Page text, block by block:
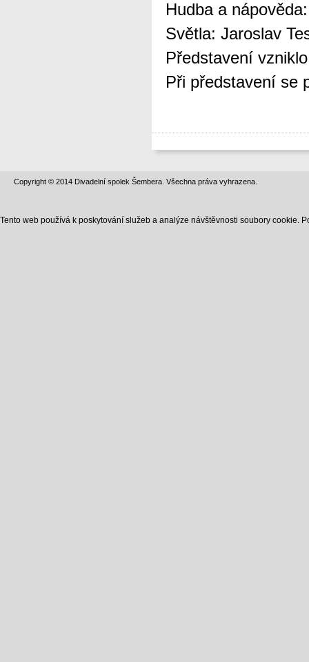
Hudba a
Světla: Jaroslav
Představení
Při představení se
Copyright © 2014 Divadelní spolek Šembera. Všechna práva vyhrazena.
Tento web používá k poskytování služeb a analýze návštěvnosti soubory cookie.